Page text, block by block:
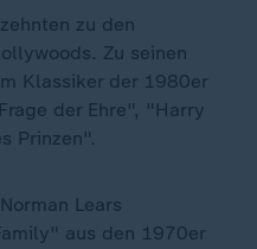
zu den
Zu seinen
Klassiker der 1980er
der Ehre", "Harry
Prinzen".
Lears
aus den 1970er